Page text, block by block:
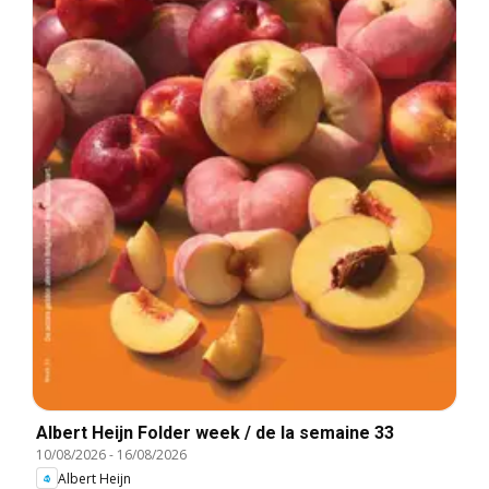
Albert Heijn Folder week / de la semaine 33
10/08/2026- 16/08/2026
Albert Heijn